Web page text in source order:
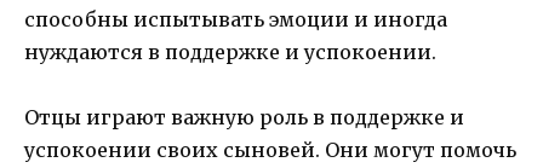
способны испытывать эмоции и иногда
нуждаются в поддержке и успокоении.
Отцы играют важную роль в поддержке и
успокоении своих сыновей. Они могут помочь